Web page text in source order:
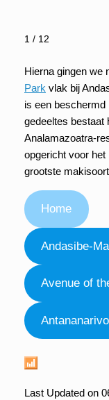
1 / 12
Hierna gingen we
Park vlak bij
is een beschermd
gedeeltes bestaat
Analamazoatra-
opgericht voor
grootste
Home
Andasibe-
Avenue of
Last Updated on